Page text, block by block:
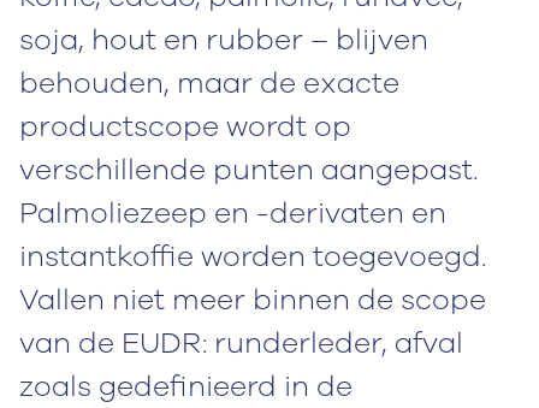
soja, hout en rubber – blijven
behouden, maar de exacte
productscope wordt op
verschillende punten aangepast.
Palmoliezeep en -derivaten en
instantkoffie worden toegevoegd.
Vallen niet meer binnen de scope
van de EUDR: runderleder, afval
zoals gedefinieerd in de